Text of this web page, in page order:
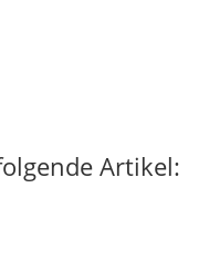
Artikel: